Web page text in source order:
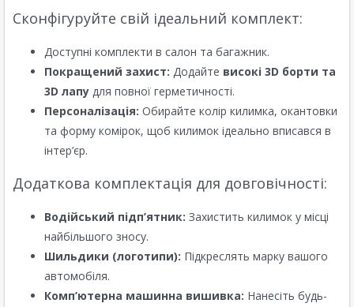
Сконфігуруйте свій ідеальний комплект:
Доступні комплекти в салон та багажник.
Покращений захист: Додайте високі 3D борти та
3D лапу для повної герметичності.
Персоналізація: Обирайте колір килимка, окантовки
та форму комірок, щоб килимок ідеально вписався в
інтер’єр.
Додаткова комплектація для довговічності:
Водійський підп’ятник: Захистить килимок у місці
найбільшого зносу.
Шильдики (логотипи): Підкреслять марку вашого
автомобіля.
Комп’ютерна машинна вишивка: Нанесіть будь-